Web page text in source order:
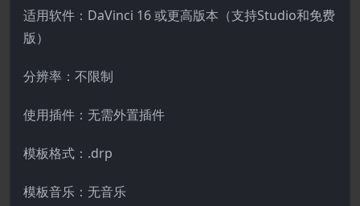
适用软件：DaVinci 16 或更高版本（支持Studio和免费
版）
分辨率：不限制
使用插件：无需外置插件
模板格式：.drp
模板音乐：无音乐